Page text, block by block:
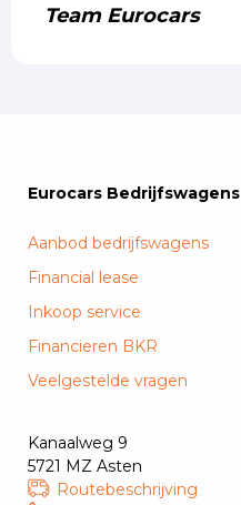
Team Eurocars
Eurocars Bedrijfswagens
Aanbod bedrijfswagens
Financial lease
Inkoop service
Financieren BKR
Veelgestelde vragen
Kanaalweg 9
5721 MZ Asten
Routebeschrijving